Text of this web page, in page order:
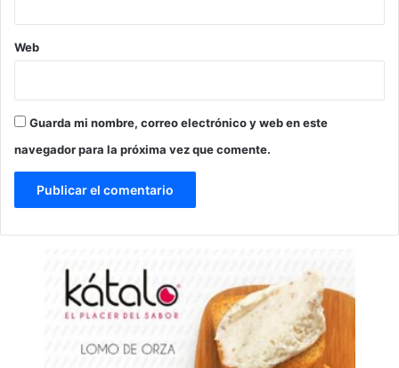
Web
Guarda mi nombre, correo electrónico y web en este
navegador para la próxima vez que comente.